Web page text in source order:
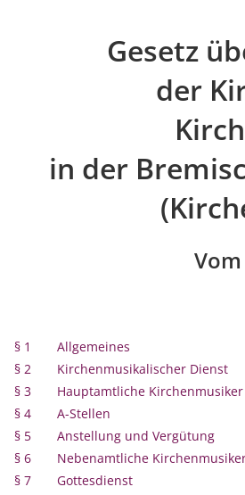
Gesetz
der
in der
§ 1
Allgemeines
§ 2
Kirchenmusikalischer Dienst
§ 3
Hauptamtliche
§ 4
A-Stellen
§ 5
Anstellung und Vergütung
§ 6
Nebenamtliche
§ 7
Gottesdienst